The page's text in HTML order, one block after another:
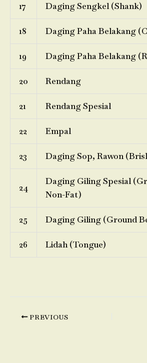
17 Daging Sengkel (Shank)
18 Daging Paha Belakang
19 Daging Paha Belakang
20 Rendang
21 Rendang Spesial
22 Empal
23 Daging Sop, Rawon
24
Daging Giling Spesial
Non-Fat)
25 Daging Giling (Ground
26 Lidah (Tongue)
PREVIOUS